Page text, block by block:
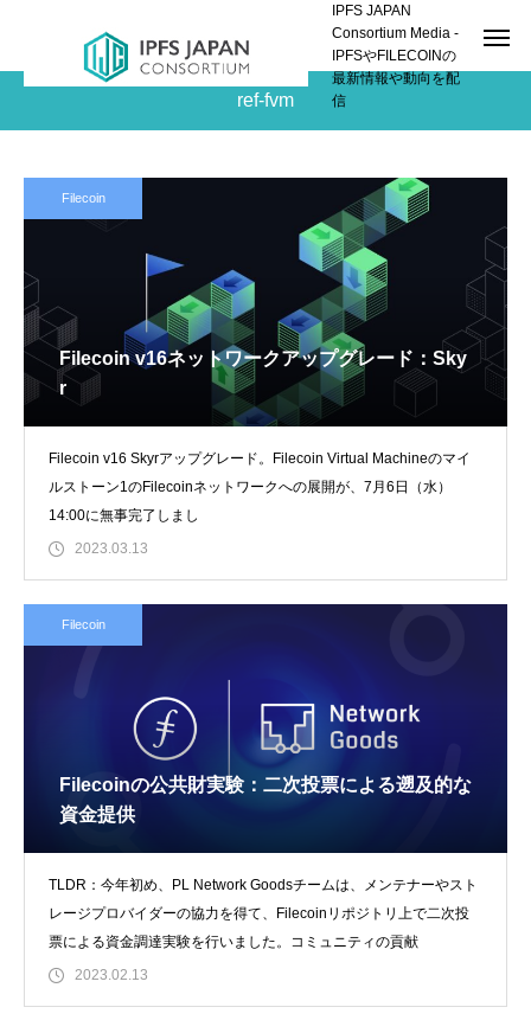
IPFS JAPAN
Consortium Media -
IPFSやFILECOINの
最新情報や動向を配
信
ref-fvm
Filecoin
Filecoin v16ネットワークアップグレード：Sky
r
Filecoin v16 Skyrアップグレード。Filecoin Virtual Machineのマイ
ルストーン1のFilecoinネットワークへの展開が、7月6日（水）
14:00に無事完了しまし
2023.03.13
Filecoin
Filecoinの公共財実験：二次投票による遡及的な
資金提供
TLDR：今年初め、PL Network Goodsチームは、メンテナーやスト
レージプロバイダーの協力を得て、Filecoinリポジトリ上で二次投
票による資金調達実験を行いました。コミュニティの貢献
2023.02.13